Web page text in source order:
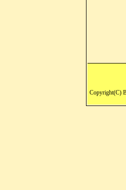
Copyright(C)